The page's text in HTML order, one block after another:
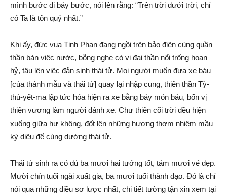
mình bước đi bảy bước, nói lên rằng: “Trên trời dưới trời, chỉ
có Ta là tôn quý nhất.”
Khi ấy, đức vua Tịnh Phạn đang ngồi trên bảo điện cùng quần
thần bàn việc nước, bỗng nghe có vị đại thần nổi trống hoan
hỷ, tâu lên việc đản sinh thái tử. Mọi người muốn đưa xe báu
[của thánh mẫu và thái tử] quay lại nhập cung, thiên thần Tỳ-
thủ-yết-ma lập tức hóa hiện ra xe bằng bảy món báu, bốn vị
thiên vương làm người đánh xe. Chư thiên cõi trời đều hiện
xuống giữa hư không, đốt lên những hương thơm nhiệm mầu
kỳ diệu để cúng dường thái tử.
Thái tử sinh ra có đủ ba mươi hai tướng tốt, tám mươi vẻ đẹp.
Mười chín tuổi ngài xuất gia, ba mươi tuổi thành đạo. Đó là chỉ
nói qua những điều sơ lược nhất, chi tiết tường tận xin xem tại